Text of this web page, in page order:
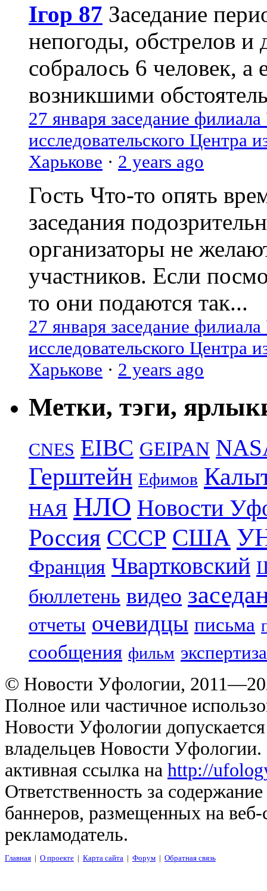
Ігор 87 Заседание
непогоды, обстрелов и
собралось 6 человек, а
возникшими
27 января заседание
исследовательского Центра
Харькове · 2 years ago
Гость Что-то опять
заседания
организаторы не
участников. Если
то они подаются так...
27 января заседание
исследовательского Центра
Харькове · 2 years ago
Метки, тэги,
CNES EIBC GEIPAN
Герштейн Ефимов
НАЯ НЛО Новости
Россия СССР США
Франция Чвартковский
бюллетень видео
отчеты очевидцы письма
сообщения фильм экспертиза
© Новости Уфологии,
Полное или частичное
Новости Уфологии
владельцев Новости
активная ссылка на http://
Ответственность за
баннеров, размещенных на
рекламодатель.
Главная | О проекте | Карта сайта | Форум | Обратная связь